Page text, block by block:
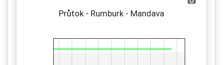
Průtok - Rumburk - Mandava